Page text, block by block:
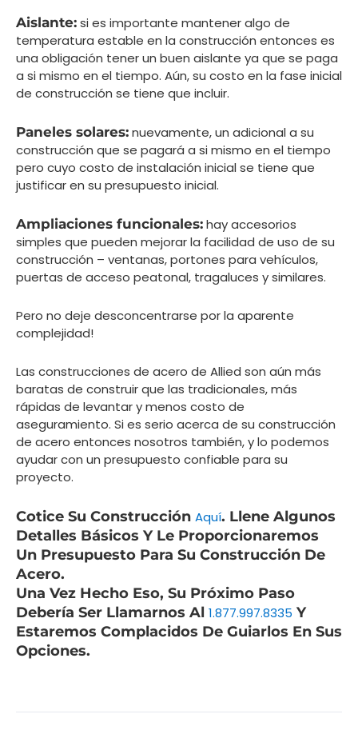
Aislante: si es importante mantener algo de
temperatura estable en la construcción entonces es
una obligación tener un buen aislante ya que se paga
a si mismo en el tiempo. Aún, su costo en la fase inicial
de construcción se tiene que incluir.
Paneles solares: nuevamente, un adicional a su
construcción que se pagará a si mismo en el tiempo
pero cuyo costo de instalación inicial se tiene que
justificar en su presupuesto inicial.
Ampliaciones funcionales: hay accesorios
simples que pueden mejorar la facilidad de uso de su
construcción – ventanas, portones para vehículos,
puertas de acceso peatonal, tragaluces y similares.
Pero no deje desconcentrarse por la aparente
complejidad!
Las construcciones de acero de Allied son aún más
baratas de construir que las tradicionales, más
rápidas de levantar y menos costo de
aseguramiento. Si es serio acerca de su construcción
de acero entonces nosotros también, y lo podemos
ayudar con un presupuesto confiable para su
proyecto.
Cotice Su Construcción Aquí. Llene Algunos
Detalles Básicos Y Le Proporcionaremos
Un Presupuesto Para Su Construcción De
Acero.
Una Vez Hecho Eso, Su Próximo Paso
Debería Ser Llamarnos Al 1.877.997.8335 Y
Estaremos Complacidos De Guiarlos En Sus
Opciones.